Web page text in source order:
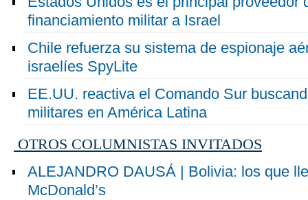
financiamiento militar a Israel
Chile refuerza su sistema de espionaje
israelíes SpyLite
EE.UU. reactiva el Comando Sur
militares en América Latina
OTROS COLUMNISTAS INVITADOS
ALEJANDRO DAUSÁ | Bolivia: los que
McDonald’s